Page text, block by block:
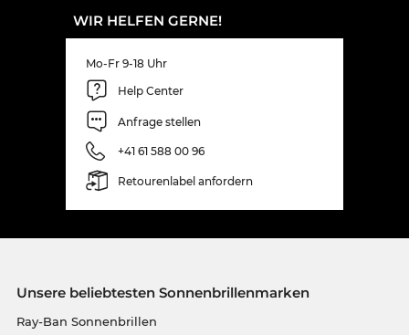
WIR HELFEN GERNE!
Mo-Fr 9-18 Uhr
Help Center
Anfrage stellen
+41 61 588 00 96
Retourenlabel anfordern
Unsere beliebtesten Sonnenbrillenmarken
Ray-Ban Sonnenbrillen